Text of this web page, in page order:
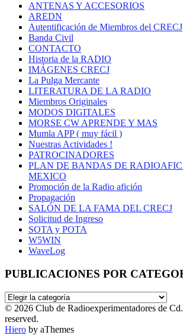
ANTENAS Y ACCESORIOS
AREDN
Autentificación de Miembros del CRECJ
Banda Civil
CONTACTO
Historia de la RADIO
IMÁGENES CRECJ
La Pulga Mercante
LITERATURA DE LA RADIO
Miembros Originales
MODOS DIGITALES
MORSE CW APRENDE Y MAS
Mumla APP ( muy fácil )
Nuestras Actividades !
PATROCINADORES
PLAN DE BANDAS DE
MEXICO
Promoción de la Radio afición
Propagación
SALÓN DE LA FAMA DEL CRECJ
Solicitud de Ingreso
SOTA y POTA
W5WIN
WaveLog
PUBLICACIONES POR
PUBLICACIONES
POR
CATEGORÍA
© 2026 Club de Radioexperimentadores de
reserved.
Hiero by aThemes